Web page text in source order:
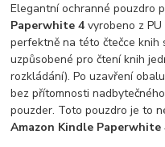
Elegantní ochranné pouzdro
Paperwhite 4 vyrobeno z
perfektně na této čtečce knih
uzpůsobené pro čtení knih
rozkládání). Po uzavření
bez přítomnosti
pouzder. Toto pouzdro je to
Amazon Kindle Paperwhite